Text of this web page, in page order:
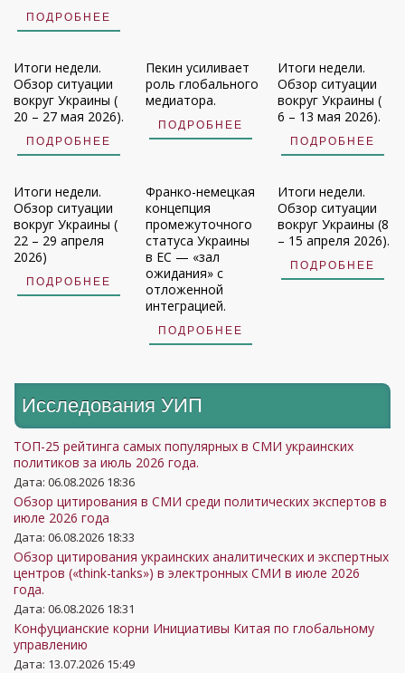
ПОДРОБНЕЕ
Итоги недели.
Обзор ситуации
вокруг Украины (
20 – 27 мая 2026).
ПОДРОБНЕЕ
Пекин усиливает
роль глобального
медиатора.
ПОДРОБНЕЕ
Итоги недели.
Обзор ситуации
вокруг Украины (
6 – 13 мая 2026).
ПОДРОБНЕЕ
Итоги недели.
Обзор ситуации
вокруг Украины (
22 – 29 апреля
2026)
ПОДРОБНЕЕ
Франко-немецкая
концепция
промежуточного
статуса Украины
в ЕС — «зал
ожидания» с
отложенной
интеграцией.
ПОДРОБНЕЕ
Итоги недели.
Обзор ситуации
вокруг Украины (8
– 15 апреля 2026).
ПОДРОБНЕЕ
Исследования УИП
ТОП-25 рейтинга самых популярных в СМИ украинских
политиков за июль 2026 года.
Дата: 06.08.2026 18:36
Обзор цитирования в СМИ среди политических экспертов в
июле 2026 года
Дата: 06.08.2026 18:33
Обзор цитирования украинских аналитических и экспертных
центров («think-tanks») в электронных СМИ в июле 2026
года.
Дата: 06.08.2026 18:31
Конфуцианские корни Инициативы Китая по глобальному
управлению
Дата: 13.07.2026 15:49